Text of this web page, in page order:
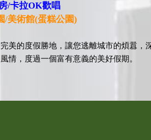
/卡拉OK歡唱
/美術館(蛋糕公園)
美的度假勝地，讓您逃離城市的煩囂
情，度過一個富有意義的美好假期。